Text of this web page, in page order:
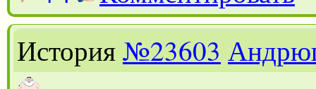
История№23603